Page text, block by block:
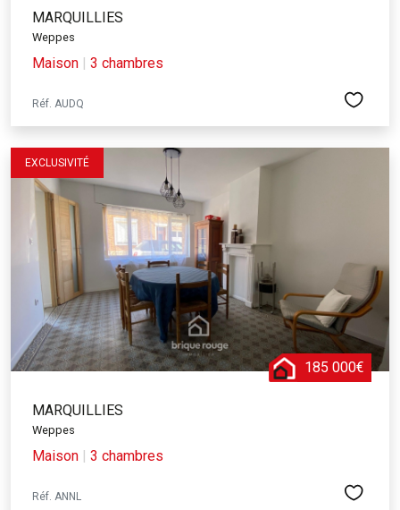
MARQUILLIES
Weppes
Maison | 3 chambres
Réf. AUDQ
EXCLUSIVITÉ
185 000€
MARQUILLIES
Weppes
Maison | 3 chambres
Réf. ANNL